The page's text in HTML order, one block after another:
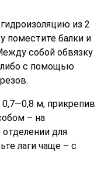
из 2
поместите балки и
собой обвязку
либо с помощью
м, прикрепив
– на
отделении для
лаги чаще – с